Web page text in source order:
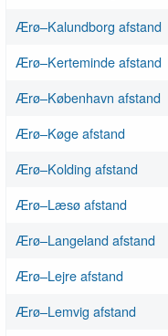
Ærø–Kalundborg afstand
Ærø–Kerteminde afstand
Ærø–København afstand
Ærø–Køge afstand
Ærø–Kolding afstand
Ærø–Læsø afstand
Ærø–Langeland afstand
Ærø–Lejre afstand
Ærø–Lemvig afstand